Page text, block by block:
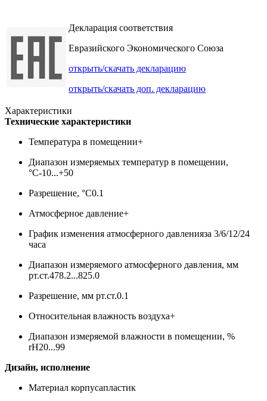
Декларация соответствия
Евразийского Экономического Союза
открыть/скачать декларацию
открыть/скачать доп. декларацию
Характеристики
Технические характеристики
Температура в помещении+
Диапазон измеряемых температур в помещении,
°С-10...+50
Разрешение, °С0.1
Атмосферное давление+
График изменения атмосферного давленияза 3/6/12/24
часа
Диапазон измеряемого атмосферного давления, мм
рт.ст.478.2...825.0
Разрешение, мм рт.ст.0.1
Относительная влажность воздуха+
Диапазон измеряемой влажности в помещении, %
rH20...99
Дизайн, исполнение
Материал корпусапластик